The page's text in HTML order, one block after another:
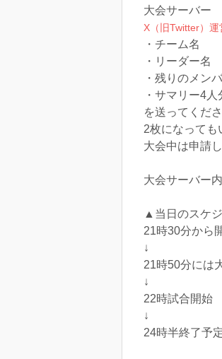
大会サーバー
X（旧Twitter）
・チーム名
・リーダー名
・残りのメン
・サマリー4
を送ってくださ
2枚になっても
大会中は申請
大会サーバー
▲当日のスケ
21時30分から
↓
21時50分には
↓
22時試合開始
↓
24時半終了予